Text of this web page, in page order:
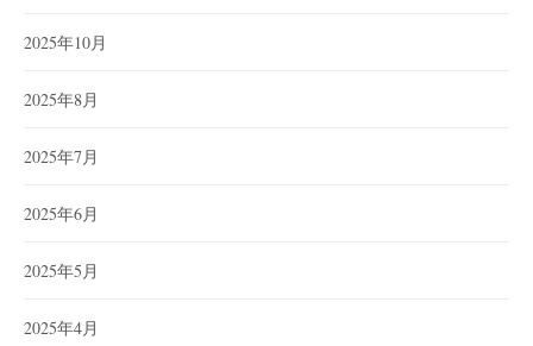
2025年10月
2025年8月
2025年7月
2025年6月
2025年5月
2025年4月